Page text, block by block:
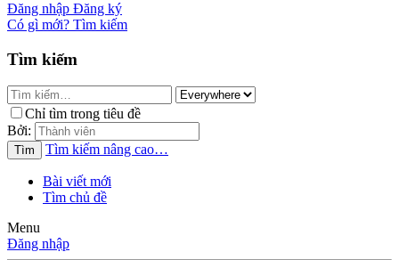
Đăng nhập Đăng ký
Có gì mới? Tìm kiếm
Tìm kiếm
Chỉ tìm trong tiêu đề
Bởi:
Tìm Tìm kiếm nâng cao…
Bài viết mới
Tìm chủ đề
Menu
Đăng nhập